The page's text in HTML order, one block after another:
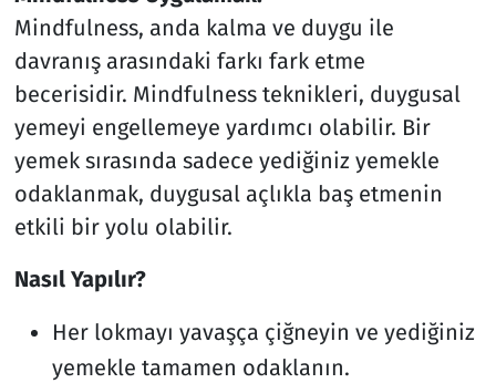
Mindfulness, anda kalma ve duygu ile
davranış arasındaki farkı fark etme
becerisidir. Mindfulness teknikleri, duygusal
yemeyi engellemeye yardımcı olabilir. Bir
yemek sırasında sadece yediğiniz yemekle
odaklanmak, duygusal açlıkla baş etmenin
etkili bir yolu olabilir.
Nasıl Yapılır?
Her lokmayı yavaşça çiğneyin ve yediğiniz
yemekle tamamen odaklanın.